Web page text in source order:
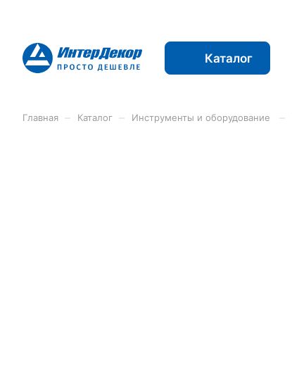
Каталог
Главная Каталог Инструменты и оборудование